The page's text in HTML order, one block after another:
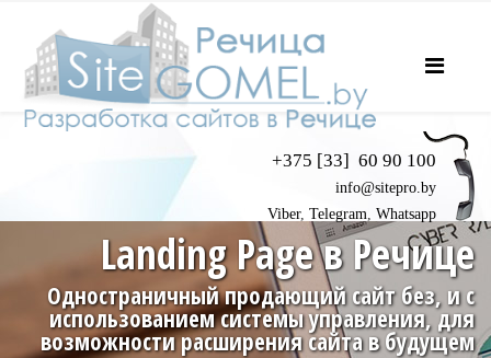
+375 [33] 60 90 100
info@sitepro.by
Viber, Telegram, Whatsapp
Landing Page в Речице
Одностраничный продающий сайт без, и с
использованием системы управления, для
возможности расширения сайта в будущем